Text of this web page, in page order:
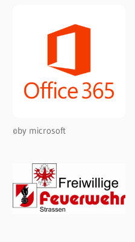
©by microsoft